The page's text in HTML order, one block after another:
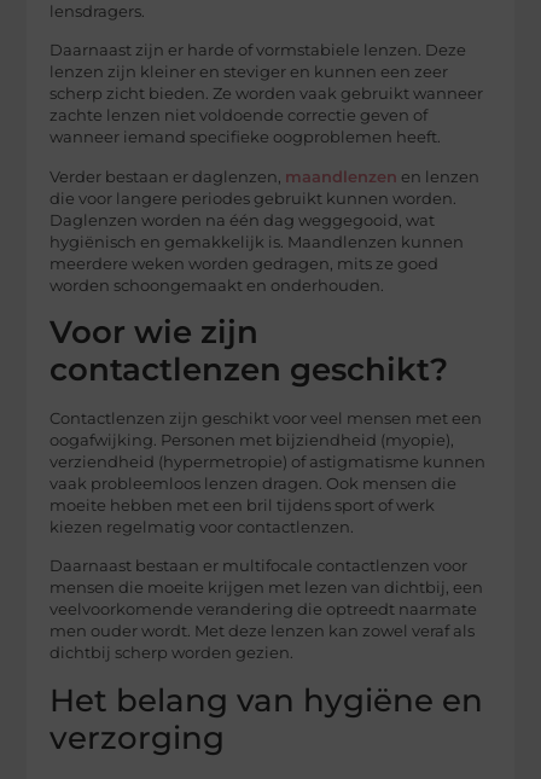
lensdragers.
Daarnaast zijn er harde of vormstabiele lenzen. Deze
lenzen zijn kleiner en steviger en kunnen een zeer
scherp zicht bieden. Ze worden vaak gebruikt wanneer
zachte lenzen niet voldoende correctie geven of
wanneer iemand specifieke oogproblemen heeft.
Verder bestaan er daglenzen, maandlenzen en lenzen
die voor langere periodes gebruikt kunnen worden.
Daglenzen worden na één dag weggegooid, wat
hygiënisch en gemakkelijk is. Maandlenzen kunnen
meerdere weken worden gedragen, mits ze goed
worden schoongemaakt en onderhouden.
Voor wie zijn
contactlenzen geschikt?
Contactlenzen zijn geschikt voor veel mensen met een
oogafwijking. Personen met bijziendheid (myopie),
verziendheid (hypermetropie) of astigmatisme kunnen
vaak probleemloos lenzen dragen. Ook mensen die
moeite hebben met een bril tijdens sport of werk
kiezen regelmatig voor contactlenzen.
Daarnaast bestaan er multifocale contactlenzen voor
mensen die moeite krijgen met lezen van dichtbij, een
veelvoorkomende verandering die optreedt naarmate
men ouder wordt. Met deze lenzen kan zowel veraf als
dichtbij scherp worden gezien.
Het belang van hygiëne en
verzorging